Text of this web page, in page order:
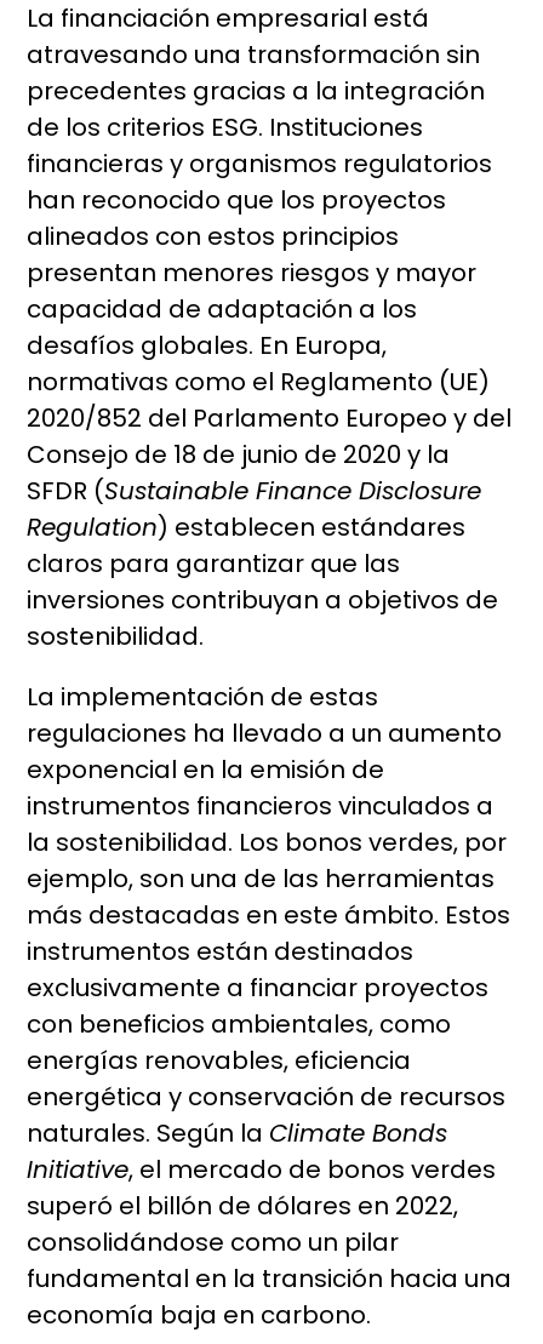
La financiación empresarial está
atravesando una transformación sin
precedentes gracias a la integración
de los criterios ESG. Instituciones
financieras y organismos regulatorios
han reconocido que los proyectos
alineados con estos principios
presentan menores riesgos y mayor
capacidad de adaptación a los
desafíos globales. En Europa,
normativas como el Reglamento (UE)
2020/852 del Parlamento Europeo y del
Consejo de 18 de junio de 2020 y la
SFDR (Sustainable Finance Disclosure
Regulation) establecen estándares
claros para garantizar que las
inversiones contribuyan a objetivos de
sostenibilidad.
La implementación de estas
regulaciones ha llevado a un aumento
exponencial en la emisión de
instrumentos financieros vinculados a
la sostenibilidad. Los bonos verdes, por
ejemplo, son una de las herramientas
más destacadas en este ámbito. Estos
instrumentos están destinados
exclusivamente a financiar proyectos
con beneficios ambientales, como
energías renovables, eficiencia
energética y conservación de recursos
naturales. Según la Climate Bonds
Initiative, el mercado de bonos verdes
superó el billón de dólares en 2022,
consolidándose como un pilar
fundamental en la transición hacia una
economía baja en carbono.